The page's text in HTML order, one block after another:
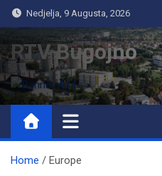
Nedjelja, 9 Augusta, 2026
RTV Bugojno
Home Europe